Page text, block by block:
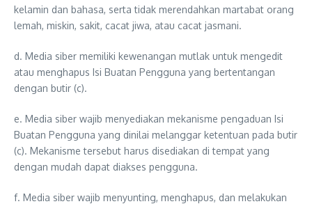
kelamin dan bahasa, serta tidak merendahkan martabat orang
lemah, miskin, sakit, cacat jiwa, atau cacat jasmani.
d. Media siber memiliki kewenangan mutlak untuk mengedit
atau menghapus Isi Buatan Pengguna yang bertentangan
dengan butir (c).
e. Media siber wajib menyediakan mekanisme pengaduan Isi
Buatan Pengguna yang dinilai melanggar ketentuan pada butir
(c). Mekanisme tersebut harus disediakan di tempat yang
dengan mudah dapat diakses pengguna.
f. Media siber wajib menyunting, menghapus, dan melakukan